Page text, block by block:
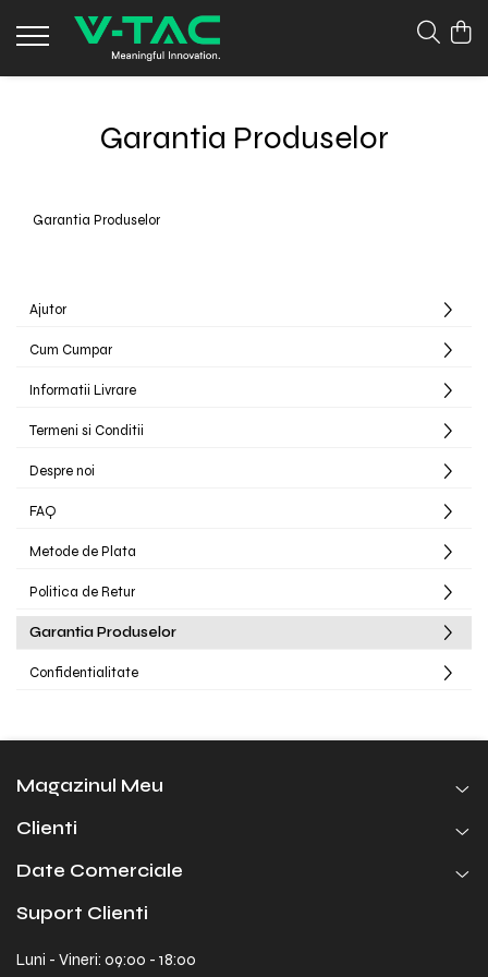
Garantia Produselor
Garantia Produselor
Ajutor
Cum Cumpar
Informatii Livrare
Termeni si Conditii
Despre noi
FAQ
Metode de Plata
Politica de Retur
Garantia Produselor
Confidentialitate
Magazinul Meu
Clienti
Date Comerciale
Suport Clienti
Luni - Vineri: 09:00 - 18:00